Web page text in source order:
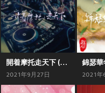
開着摩托走天下 (DJ默涵版)
2021年9月27日
錦瑟
2021年